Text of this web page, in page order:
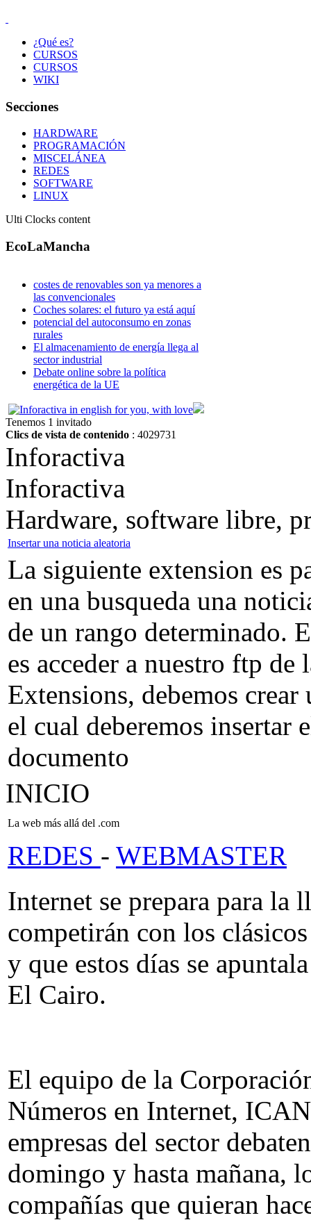
¿Qué es?
CURSOS
CURSOS
WIKI
Secciones
HARDWARE
PROGRAMACIÓN
MISCELÁNEA
REDES
SOFTWARE
LINUX
Ulti Clocks content
EcoLaMancha
costes de renovables son ya menores a
las convencionales
Coches solares: el futuro ya está aquí
potencial del autoconsumo en zonas
rurales
El almacenamiento de energía llega al
sector industrial
Debate online sobre la política
energética de la UE
Tenemos 1 invitado
Clics de vista de contenido : 4029731
Inforactiva
Inforactiva
Hardware, software libre,
Insertar una noticia aleatoria
La siguiente extension es
en una busqueda una
de un rango determinado.
es acceder a nuestro ftp
Extensions, debemos
el cual deberemos insertar
documento
INICIO
La web más allá del .com
REDES - WEBMASTER
Internet se prepara para la
competirán con los
y que estos días se
El Cairo.
El equipo de la
Números en Internet,
empresas del sector
domingo y hasta mañana,
compañías que quieran